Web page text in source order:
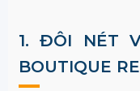
1. ĐÔI NÉT
BOUTIQUE